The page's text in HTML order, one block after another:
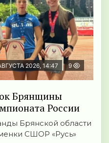
2026, 14:47 9
Брянщины
России
Брянской области
СШОР «Русь»